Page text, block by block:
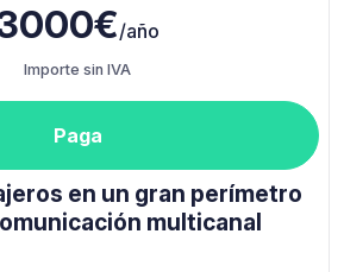
/año
Importe sin IVA
Paga
en un gran perímetro
multicanal